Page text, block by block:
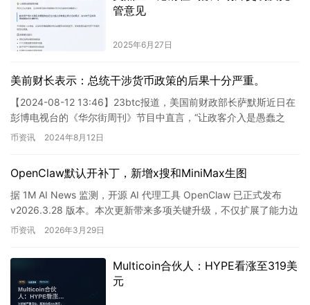
管意见
2025年6月27日
美前财长表示：总统干涉货币政策的后果十分严重。
【2024-08-12 13:46】23btc报道，美国前财政部长萨默斯近日在
彭博电视台的《华尔街周刊》节目中直言，“让政客介入是愚蠢之
举”，并指出，“最终结果将是更高的通胀和更疲…
币资讯 2024年8月12日
OpenClaw默认开补丁，新增x搜和MiniMax生图
据 1M AI News 监测，开源 AI 代理工具 OpenClaw 已正式发布
v2026.3.28 版本。本次更新带来多项关键升级，不仅扩展了能力边
界，也引入了两项需要特别关…
币资讯 2026年3月29日
Multicoin合伙人：HYPE看涨至319美
元